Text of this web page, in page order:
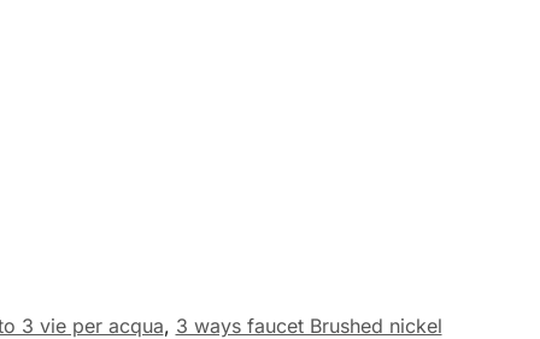
3 vie per acqua, 3 ways faucet Brushed nickel